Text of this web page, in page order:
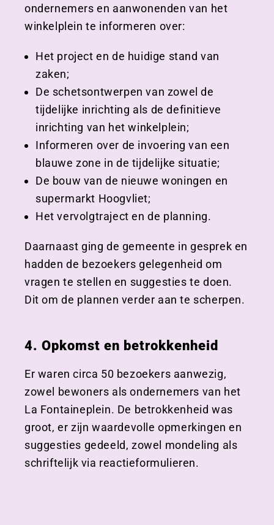
ondernemers en aanwonenden van het
winkelplein te informeren over:
Het project en de huidige stand van
zaken;
De schetsontwerpen van zowel de
tijdelijke inrichting als de definitieve
inrichting van het winkelplein;
Informeren over de invoering van een
blauwe zone in de tijdelijke situatie;
De bouw van de nieuwe woningen en
supermarkt Hoogvliet;
Het vervolgtraject en de planning.
Daarnaast ging de gemeente in gesprek en
hadden de bezoekers gelegenheid om
vragen te stellen en suggesties te doen.
Dit om de plannen verder aan te scherpen.
4. Opkomst en betrokkenheid
Er waren circa 50 bezoekers aanwezig,
zowel bewoners als ondernemers van het
La Fontaineplein. De betrokkenheid was
groot, er zijn waardevolle opmerkingen en
suggesties gedeeld, zowel mondeling als
schriftelijk via reactieformulieren.